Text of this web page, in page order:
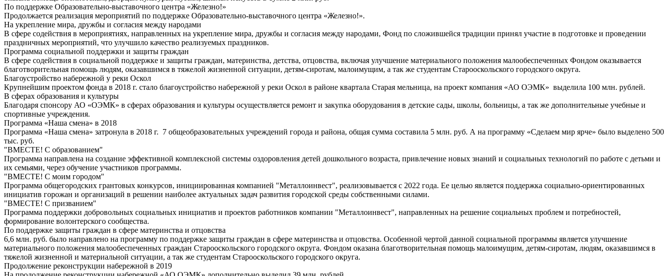
По поддержке Образовательно-выставочного центра «Железно!»
Продолжается реализация мероприятий по поддержке Образовательно-выставочного центра «Железно!».
На укрепление мира, дружбы и согласия между народами
В сфере содействия в мероприятиях, направленных на укрепление мира, дружбы и согласия между народами, Фонд по сложившейся традиции принял участие в подготовке и проведении
праздничных мероприятий, что улучшило качество реализуемых праздников.
Программа социальной поддержки и защиты граждан
В сфере содействия в социальной поддержке и защиты граждан, материнства, детства, отцовства, включая улучшение материального положения малообеспеченных Фондом оказывается
благотворительная помощь людям, оказавшимся в тяжелой жизненной ситуации, детям-сиротам, малоимущим, а так же студентам Старооскольского городского округа.
Благоустройство набережной у реки Оскол
Крупнейшим проектом фонда в 2018 г. стало благоустройство набережной у реки Оскол в районе квартала Старая мельница, на проект компания «АО ОЭМК» выделила 100 млн. рублей.
В сферах образования и культуры
Благодаря спонсору АО «ОЭМК» в сферах образования и культуры осуществляется ремонт и закупка оборудования в детские сады, школы, больницы, а так же дополнительные учебные и
спортивные учреждения.
Программа «Наша смена» в 2018
Программа «Наша смена» затронула в 2018 г. 7 общеобразовательных учреждений города и района, общая сумма составила 5 млн. руб. А на программу «Сделаем мир ярче» было выделено 500
тыс. руб.
"ВМЕСТЕ! С образованием"
Программа направлена на создание эффективной комплексной системы оздоровления детей дошкольного возраста, привлечение новых знаний и социальных технологий по работе с детьми и
их семьями, через обучение участников программы.
"ВМЕСТЕ! С моим городом"
Программа общегородских грантовых конкурсов, инициированная компанией "Металлоинвест", реализовывается с 2022 года. Ее целью является поддержка социально-ориентированных
инициатив горожан и организаций в решении наиболее актуальных задач развития городской среды собственными силами.
"ВМЕСТЕ! С призванием"
Программа поддержки добровольных социальных инициатив и проектов работников компании "Металлоинвест", направленных на решение социальных проблем и потребностей,
формирование волонтерского сообщества.
По поддержке защиты граждан в сфере материнства и отцовства
6,6 млн. руб. было направлено на программу по поддержке защиты граждан в сфере материнства и отцовства. Особенной чертой данной социальной программы является улучшение
материального положения малообеспеченных граждан Старооскольского городского округа. Фондом оказана благотворительная помощь малоимущим, детям-сиротам, людям, оказавшимся в
тяжелой жизненной и материальной ситуации, а так же студентам Старооскольского городского округа.
Продолжение реконструкции набережной в 2019